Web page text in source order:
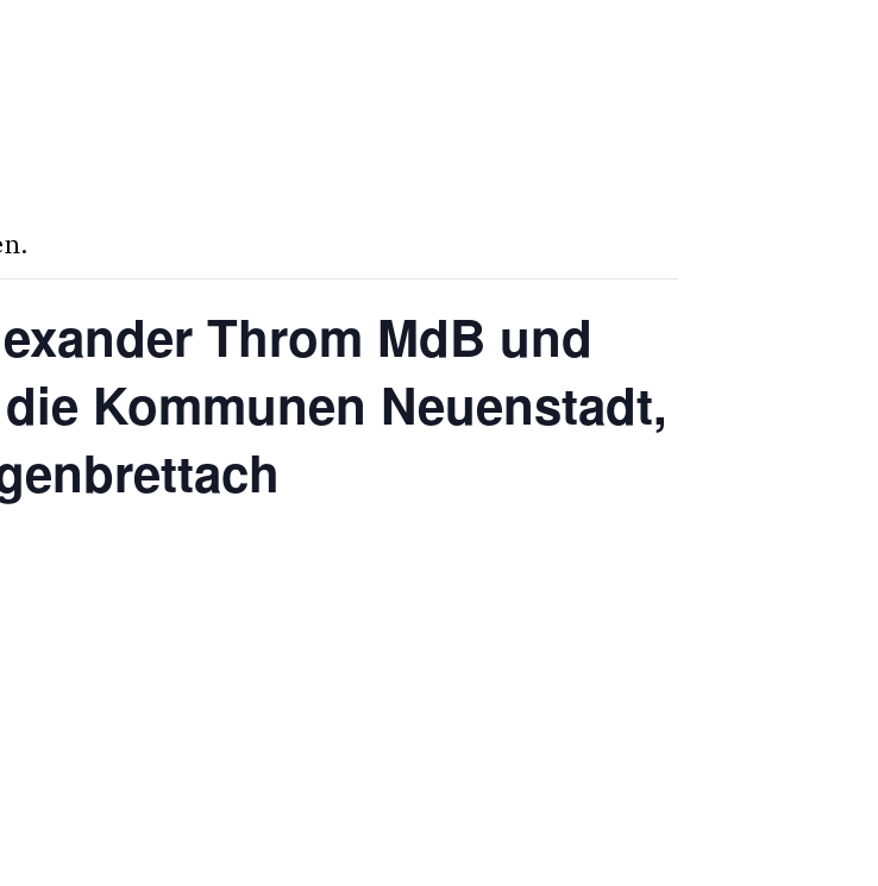
Throm MdB und
Kommunen Neuenstadt,